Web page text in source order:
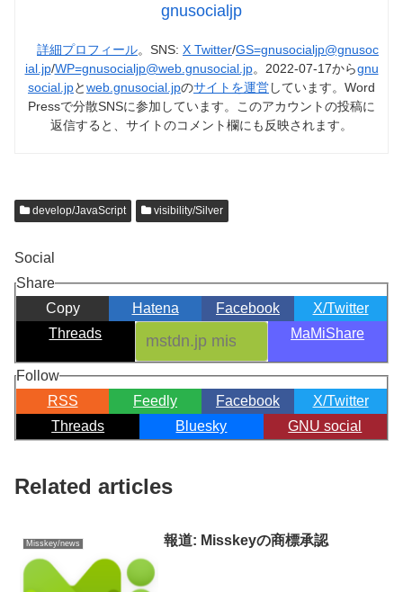
gnusocialjp
詳細プロフィール。SNS: X Twitter/GS=gnusocialjp@gnusoc
ial.jp/WP=gnusocialjp@web.gnusocial.jp。2022-07-17からgnu
social.jpとweb.gnusocial.jpのサイトを運営しています。Word
Pressで分散SNSに参加しています。このアカウントの投稿に
返信すると、サイトのコメント欄にも反映されます。
develop/JavaScript visibility/Silver
Social
Share
Copy
Hatena Facebook
X/Twitter
Threads
MaMiShare
Follow
RSS
Feedly Facebook
X/Twitter
Threads
Bluesky GNU social
Related articles
Misskey/news 報道: Misskeyの商標承認